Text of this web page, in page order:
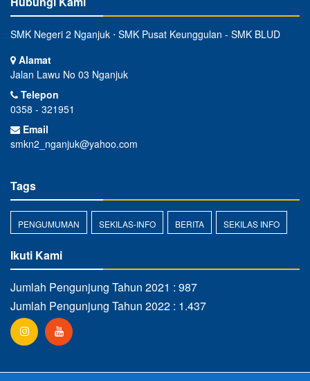
SMK Negeri 2 Nganjuk ⋅ SMK Pusat Keunggulan - SMK BLUD
Alamat
Jalan Lawu No 03 Nganjuk
Telepon
0358 - 321951
Email
smkn2_nganjuk@yahoo.com
Tags
PENGUMUMAN SEKILAS-INFO BERITA SEKILAS INFO
Ikuti Kami
Jumlah Pengunjung Tahun 2021 : 987
Jumlah Pengunjung Tahun 2022 : 1.437